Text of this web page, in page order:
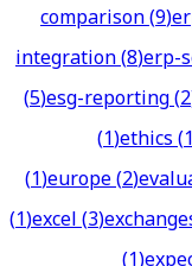
comparison(9)
integration(8)erp-
(5)esg-reporting(2
(1)ethics(
(1)europe(2)
(1)excel(3)